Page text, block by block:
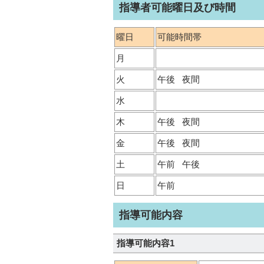
指導者可能曜日及び時間
曜日 可能時間帯
月
火 午後 夜間
水
木 午後 夜間
金 午後 夜間
土 午前 午後
日 午前
指導可能内容
指導可能内容1